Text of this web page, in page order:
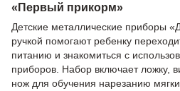
«Первый прикорм»
Детские металлические приборы
ручкой помогают ребенку
питанию и знакомиться с
приборов. Набор включает ложку,
нож для обучения нарезанию